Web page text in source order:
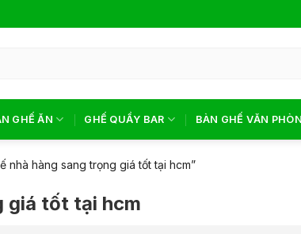
GHẾ ĂN GHẾ QUẦY BAR BÀN GHẾ VĂN
nhà hàng sang trọng giá tốt tại hcm”
giá tốt tại hcm